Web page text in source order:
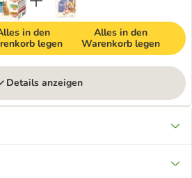
in den
legen
Alles in den
Warenkorb legen
Details anzeigen